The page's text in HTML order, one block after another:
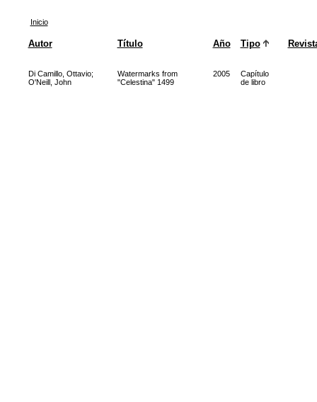
Inicio
Autor Título Año Tipo
Di Camillo, Ottavio;
O'Neill, John
Watermarks from
"Celestina" 1499
2005
Capítulo
de libro